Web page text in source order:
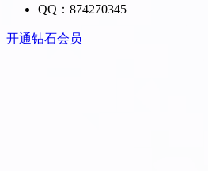
QQ：874270345
开通钻石会员